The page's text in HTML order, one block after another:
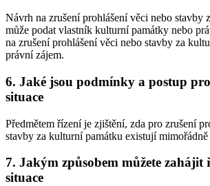
Návrh na zrušení prohlášení věci nebo stavby
může podat vlastník kulturní památky nebo
na zrušení prohlášení věci nebo stavby za
právní zájem.
6. Jaké jsou podmínky a postup
situace
Předmětem řízení je zjištění, zda pro zrušení
stavby za kulturní památku existují
7. Jakým způsobem můžete zahájit
situace